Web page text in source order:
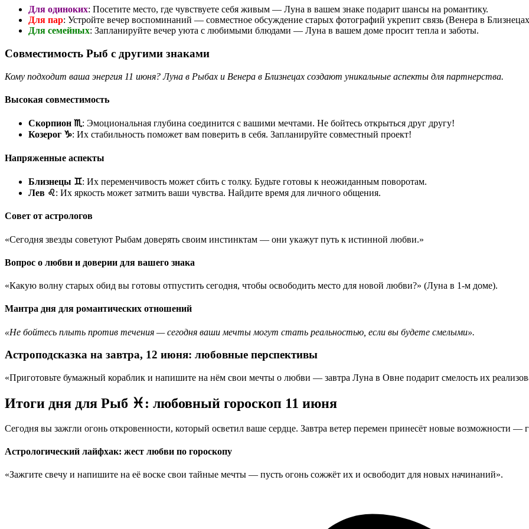
Для одиноких: Посетите место, где чувствуете себя живым — Луна в вашем знаке подарит шансы на романтику.
Для пар: Устройте вечер воспоминаний — совместное обсуждение старых фотографий укрепит связь (Венера в
Для семейных: Запланируйте вечер уюта с любимыми блюдами — Луна в вашем доме просит тепла и заботы.
Совместимость Рыб с другими знаками
Кому подходит ваша энергия 11 июня? Луна в Рыбах и Венера в Близнецах создают уникальные аспекты для партнерства.
Высокая совместимость
Скорпион ♏: Эмоциональная глубина соединится с вашими мечтами. Не бойтесь открыться друг другу!
Козерог ♑: Их стабильность поможет вам поверить в себя. Запланируйте совместный проект!
Напряженные аспекты
Близнецы ♊: Их переменчивость может сбить с толку. Будьте готовы к неожиданным поворотам.
Лев ♌: Их яркость может затмить ваши чувства. Найдите время для личного общения.
Совет от астрологов
«Сегодня звезды советуют Рыбам доверять своим инстинктам — они укажут путь к истинной любви.»
Вопрос о любви и доверии для вашего знака
«Какую волну старых обид вы готовы отпустить сегодня, чтобы освободить место для новой любви?» (Луна в 1-м доме).
Мантра дня для романтических отношений
«Не бойтесь плыть против течения — сегодня ваши мечты могут стать реальностью, если вы будете смелыми».
Астроподсказка на завтра, 12 июня: любовные перспективы
«Приготовьте бумажный кораблик и напишите на нём свои мечты о любви — завтра Луна в Овне подарит смелость их
Итоги дня для Рыб ♓: любовный гороскоп 11 июня
Сегодня вы зажгли огонь откровенности, который осветил ваше сердце. Завтра ветер перемен принесёт новые возможности —
Астрологический лайфхак: жест любви по гороскопу
«Зажгите свечу и напишите на её воске свои тайные мечты — пусть огонь сожжёт их и освободит для новых начинаний».